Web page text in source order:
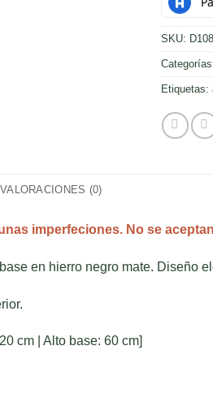
SKU: D108
Etiquetas:
VALORACIONES (0)
imperfeciones. No se
en hierro negro mate. Diseño
cm | Alto base: 60 cm]